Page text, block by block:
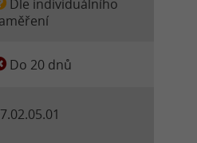
Dle individuálního
Do 20 dnů